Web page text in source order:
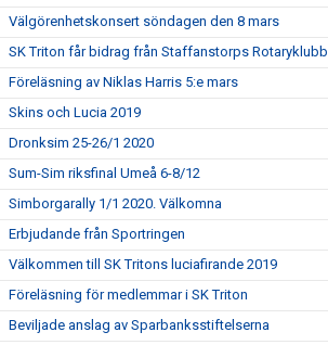
Välgörenhetskonsert söndagen den 8 mars
SK Triton får bidrag från Staffanstorps Rotaryklubb
Föreläsning av Niklas Harris 5:e mars
Skins och Lucia 2019
Dronksim 25-26/1 2020
Sum-Sim riksfinal Umeå 6-8/12
Simborgarally 1/1 2020. Välkomna
Erbjudande från Sportringen
Välkommen till SK Tritons luciafirande 2019
Föreläsning för medlemmar i SK Triton
Beviljade anslag av Sparbanksstiftelserna